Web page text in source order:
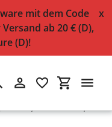
mit dem Code
ab 20 € (D),
(D)!
x
Einloggen
UV-Schutz 50+,